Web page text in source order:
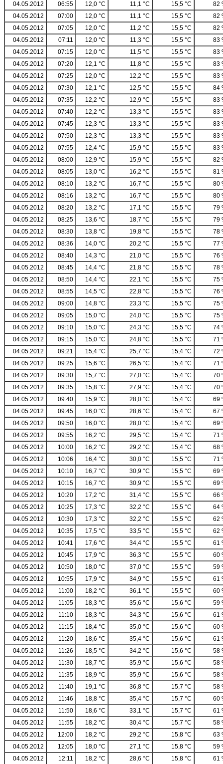
04.05.2012
06:55 12,0 °C 11,1 °C 15,5 °C
82
04.05.2012
07:00 12,0 °C 11,1 °C 15,5 °C
82
04.05.2012
07:05 12,0 °C 11,2 °C 15,5 °C
82
04.05.2012
07:11 12,0 °C 11,3 °C 15,5 °C
83
04.05.2012
07:15 12,0 °C 11,5 °C 15,5 °C
83
04.05.2012
07:20 12,1 °C 11,8 °C 15,5 °C
83
04.05.2012
07:25 12,0 °C 12,2 °C 15,5 °C
83
04.05.2012
07:30 12,1 °C 12,5 °C 15,5 °C
84
04.05.2012
07:35 12,2 °C 12,9 °C 15,5 °C
83
04.05.2012
07:40 12,2 °C 13,3 °C 15,5 °C
83
04.05.2012
07:45 12,3 °C 13,3 °C 15,5 °C
83
04.05.2012
07:50 12,3 °C 13,3 °C 15,5 °C
83
04.05.2012
07:55 12,4 °C 15,9 °C 15,5 °C
83
04.05.2012
08:00 12,9 °C 15,9 °C 15,5 °C
82
04.05.2012
08:05 13,0 °C 16,2 °C 15,5 °C
81
04.05.2012
08:10 13,2 °C 16,7 °C 15,5 °C
80
04.05.2012
08:16 13,2 °C 16,7 °C 15,5 °C
80
04.05.2012
08:20 13,2 °C 17,1 °C 15,5 °C
79
04.05.2012
08:25 13,6 °C 18,7 °C 15,5 °C
79
04.05.2012
08:30 13,8 °C 19,8 °C 15,5 °C
78
04.05.2012
08:36 14,0 °C 20,2 °C 15,5 °C
77
04.05.2012
08:40 14,3 °C 21,0 °C 15,5 °C
76
04.05.2012
08:45 14,4 °C 21,8 °C 15,5 °C
78
04.05.2012
08:50 14,4 °C 22,1 °C 15,5 °C
75
04.05.2012
08:55 14,5 °C 22,8 °C 15,5 °C
76
04.05.2012
09:00 14,8 °C 23,3 °C 15,5 °C
75
04.05.2012
09:05 15,0 °C 24,0 °C 15,5 °C
75
04.05.2012
09:10 15,0 °C 24,3 °C 15,5 °C
74
04.05.2012
09:15 15,0 °C 24,8 °C 15,5 °C
71
04.05.2012
09:21 15,4 °C 25,7 °C 15,4 °C
72
04.05.2012
09:25 15,6 °C 26,5 °C 15,4 °C
71
04.05.2012
09:30 15,7 °C 27,0 °C 15,4 °C
70
04.05.2012
09:35 15,8 °C 27,9 °C 15,4 °C
70
04.05.2012
09:40 15,9 °C 28,0 °C 15,4 °C
69
04.05.2012
09:45 16,0 °C 28,6 °C 15,4 °C
67
04.05.2012
09:50 16,0 °C 28,0 °C 15,4 °C
69
04.05.2012
09:55 16,2 °C 29,5 °C 15,4 °C
71
04.05.2012
10:00 16,2 °C 29,2 °C 15,4 °C
68
04.05.2012
10:06 16,4 °C 30,0 °C 15,5 °C
71
04.05.2012
10:10 16,7 °C 30,9 °C 15,5 °C
69
04.05.2012
10:15 16,7 °C 30,9 °C 15,5 °C
69
04.05.2012
10:20 17,2 °C 31,4 °C 15,5 °C
66
04.05.2012
10:25 17,3 °C 32,2 °C 15,5 °C
64
04.05.2012
10:30 17,3 °C 32,2 °C 15,5 °C
62
04.05.2012
10:35 17,5 °C 33,5 °C 15,5 °C
62
04.05.2012
10:41 17,6 °C 34,4 °C 15,5 °C
61
04.05.2012
10:45 17,9 °C 36,3 °C 15,5 °C
60
04.05.2012
10:50 18,0 °C 37,0 °C 15,5 °C
59
04.05.2012
10:55 17,9 °C 34,9 °C 15,5 °C
61
04.05.2012
11:00 18,2 °C 36,1 °C 15,5 °C
60
04.05.2012
11:05 18,3 °C 35,6 °C 15,6 °C
59
04.05.2012
11:10 18,3 °C 34,3 °C 15,6 °C
61
04.05.2012
11:15 18,4 °C 35,0 °C 15,6 °C
60
04.05.2012
11:20 18,6 °C 35,4 °C 15,6 °C
61
04.05.2012
11:26 18,5 °C 34,2 °C 15,6 °C
58
04.05.2012
11:30 18,7 °C 35,9 °C 15,6 °C
58
04.05.2012
11:35 18,9 °C 35,9 °C 15,6 °C
58
04.05.2012
11:40 19,1 °C 36,8 °C 15,7 °C
58
04.05.2012
11:46 18,8 °C 35,4 °C 15,7 °C
60
04.05.2012
11:50 18,6 °C 33,1 °C 15,7 °C
61
04.05.2012
11:55 18,2 °C 30,4 °C 15,7 °C
58
04.05.2012
12:00 18,2 °C 29,2 °C 15,8 °C
63
04.05.2012
12:05 18,0 °C 27,1 °C 15,8 °C
59
04.05.2012
12:11 18,2 °C 28,6 °C 15,8 °C 61